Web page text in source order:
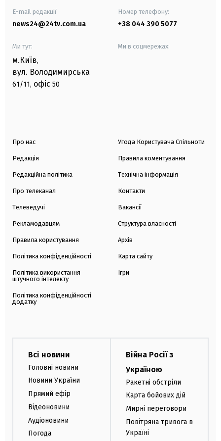
E-mail редакції
news24@24tv.com.ua
Номер телефону:
+38 044 390 5077
Ми тут:
м.Київ,
вул. Володимирська
61/11, офіс 50
Ми в соцмережах:
Про нас
Редакція
Редакційна політика
Про телеканал
Телеведучі
Рекламодавцям
Правила користування
Політика конфіденційності
Політика використання
штучного інтелекту
Політика конфіденційності
додатку
Угода Користувача Спільноти
Правила коментування
Технічна інформація
Контакти
Вакансії
Структура власності
Архів
Карта сайту
Ігри
Всі новини
Головні новини
Новини України
Прямий ефір
Відеоновини
Аудіоновини
Погода
Війна Росії з
Україною
Ракетні обстріли
Карта бойових дій
Мирні переговори
Повітряна тривога в
Україні